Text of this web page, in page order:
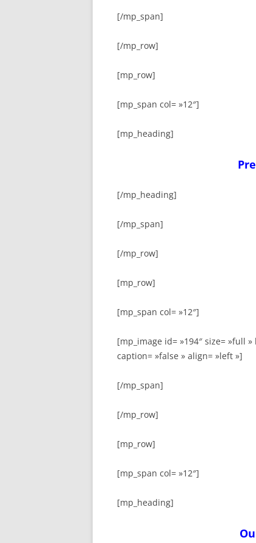
[/mp_span]
[/mp_row]
[mp_row]
[mp_span col= »12″]
[mp_heading]
[/mp_heading]
[/mp_span]
[/mp_row]
[mp_row]
[mp_span col= »12″]
[mp_image id= »194″ size= »full
caption= »false » align= »left »]
[/mp_span]
[/mp_row]
[mp_row]
[mp_span col= »12″]
[mp_heading]